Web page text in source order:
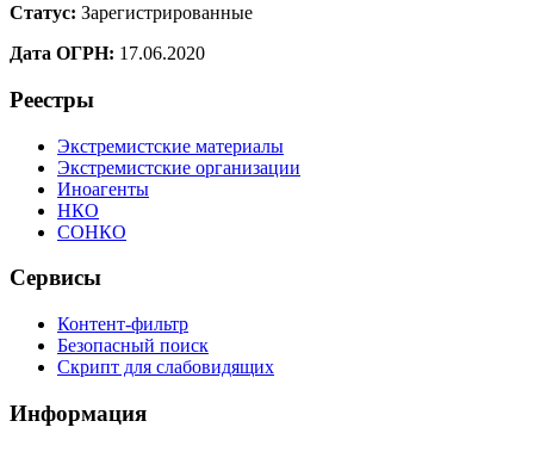
Статус: Зарегистрированные
Дата ОГРН: 17.06.2020
Реестры
Экстремистские материалы
Экстремистские организации
Иноагенты
НКО
СОНКО
Сервисы
Контент-фильтр
Безопасный поиск
Скрипт для слабовидящих
Информация